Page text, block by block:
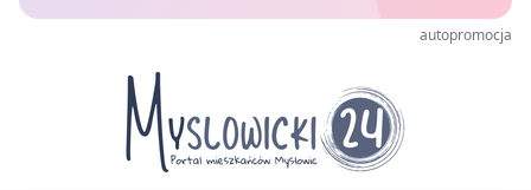
autopromocja